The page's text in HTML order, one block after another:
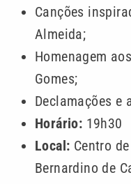
Canções
Almeida;
Homenagem
Gomes;
Declamações e
Horário: 19h30
Local: Centro
Bernardino de